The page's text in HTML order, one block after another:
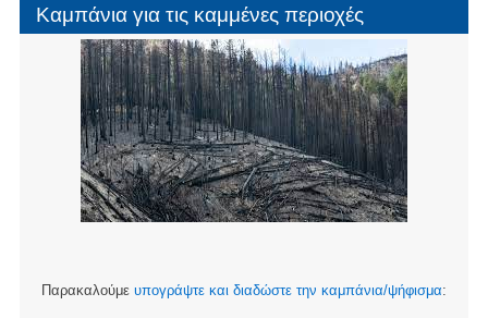
Καμπάνια για τις καμμένες περιοχές
Παρακαλούμε υπογράψτε και διαδώστε την καμπάνια/ψήφισμα: